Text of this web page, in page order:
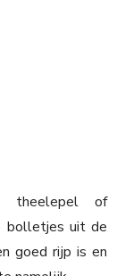
theelepel of
bolletjes uit de
goed rijp is en